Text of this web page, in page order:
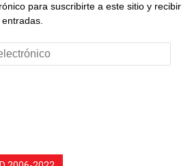
para suscribirte a este sitio y recibir